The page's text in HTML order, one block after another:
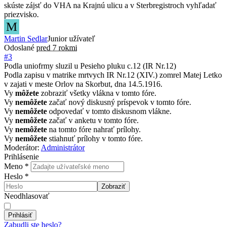
skúste zájsť do VHA na Krajnú ulicu a v Sterbregistroch vyhľadať
priezvisko.
M
Martin SedlarJunior užívateľ
Odoslané pred 7 rokmi
#3
Podla uniofrmy sluzil u Pesieho pluku c.12 (IR Nr.12)
Podla zapisu v matrike mrtvych IR Nr.12 (XIV.) zomrel Matej Letko
v zajati v meste Orlov na Skorbut, dna 14.5.1916.
Vy môžete zobraziť všetky vlákna v tomto fóre.
Vy nemôžete začať nový diskusný príspevok v tomto fóre.
Vy nemôžete odpovedať v tomto diskusnom vlákne.
Vy nemôžete začať v anketu v tomto fóre.
Vy nemôžete na tomto fóre nahrať prílohy.
Vy nemôžete stiahnuť prílohy v tomto fóre.
Moderátor: Administrátor
Prihlásenie
Meno *
Heslo *
Zobraziť
Neodhlasovať
Prihlásiť
Zabudli ste heslo?